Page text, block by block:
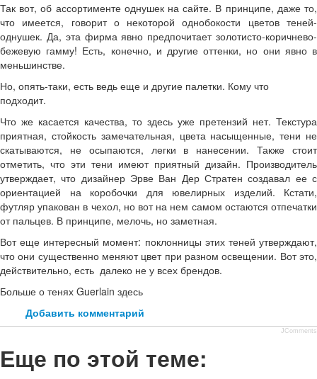
Так вот, об ассортименте однушек на сайте. В принципе, даже то,
что имеется, говорит о некоторой однобокости цветов теней-
однушек. Да, эта фирма явно предпочитает золотисто-коричнево-
бежевую гамму! Есть, конечно, и другие оттенки, но они явно в
меньшинстве.
Но, опять-таки, есть ведь еще и другие палетки. Кому что
подходит.
Что же касается качества, то здесь уже претензий нет. Текстура
приятная, стойкость замечательная, цвета насыщенные, тени не
скатываются, не осыпаются, легки в нанесении. Также стоит
отметить, что эти тени имеют приятный дизайн. Производитель
утверждает, что дизайнер Эрве Ван Дер Стратен создавал ее с
ориентацией на коробочки для ювелирных изделий. Кстати,
футляр упакован в чехол, но вот на нем самом остаются отпечатки
от пальцев. В принципе, мелочь, но заметная.
Вот еще интересный момент: поклонницы этих теней утверждают,
что они существенно меняют цвет при разном освещении. Вот это,
действительно, есть далеко не у всех брендов.
Больше о тенях Guerlain здесь
Добавить комментарий
JComments
Еще по этой теме: